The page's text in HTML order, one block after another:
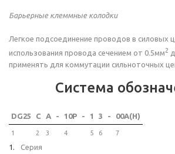
Барьерные клеммные колодки
Легкое подсоединение проводов в силовых
использования провода сечением от 0.5мм2
применять для коммутации сильноточных
Система
DG25 C A - 10P - 1 3 - 00A(H)
1 2 3 4 5 6 7
Серия